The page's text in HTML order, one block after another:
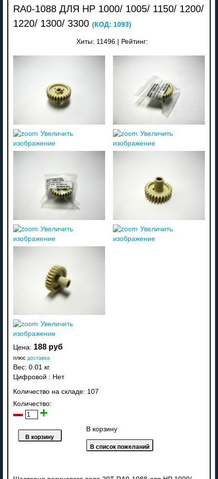
RA0-1088 ДЛЯ HP 1000/ 1005/ 1150/ 1200/
1220/ 1300/ 3300 (КОД: 1093)
Хиты: 11496 Рейтинг:
Увеличить
изображение
Увеличить
изображение
Увеличить
изображение
Увеличить
изображение
Увеличить
изображение
Цена: 188 руб
плюс доставка
Вес: 0.01 кг.
Цифровой : Нет
Количество на складе: 107
Количество:
В корзину